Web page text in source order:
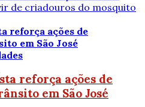
de criadouros do mosquito
reforça ações de
em São José